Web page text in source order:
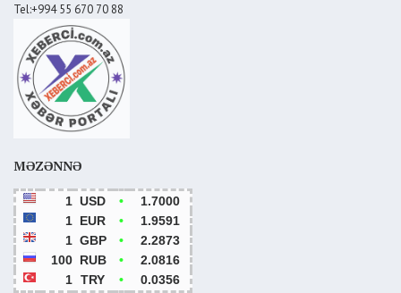
Tel:+994 55 670 70 88
MƏZƏNNƏ
1 USD •
1.7000
1 EUR •
1.9591
1 GBP •
2.2873
100 RUB •
2.0816
1 TRY • 0.0356